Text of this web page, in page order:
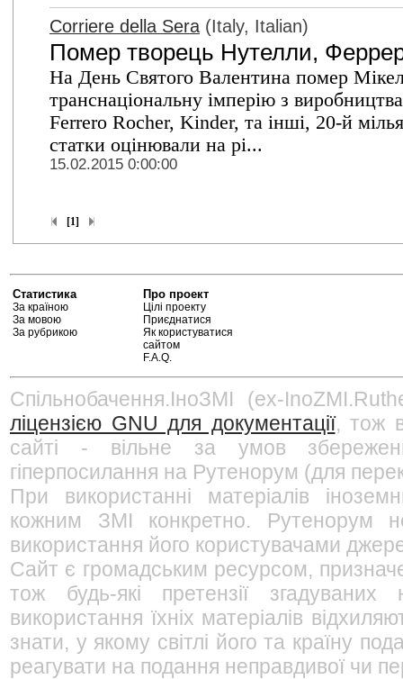
Corriere della Sera (Italy, Italian)
Помер творець Нутелли,
На День Святого Валентина помер
транснаціональну імперію з
Ferrero Rocher, Kinder, та інші, 20-й
статки оцінювали на рі...
15.02.2015 0:00:00
[1]
Статистика
За країною
За мовою
За рубрикою
Про проект
Цілі проекту
Приєднатися
Як користуватися
сайтом
F.A.Q.
Спільнобачення.ІноЗМІ (ex-
ліцензією GNU для документації, тож
сайті - вільне за умов
гіперпосилання на Рутенорум (для
При використанні матеріалів
кожним ЗМІ конкретно. Рутенорум
використання його користувачами
Сайт є громадським ресурсом,
тож будь-які претензії
використання їхніх матеріалів
знати, у якому світлі його та країну
реагувати на подання неправдивої чи